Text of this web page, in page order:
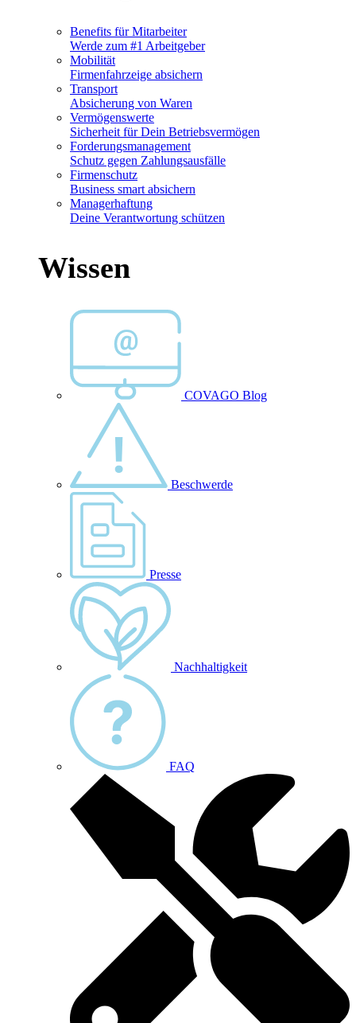
Benefits für Mitarbeiter
Werde zum #1 Arbeitgeber
Mobilität
Firmenfahrzeige absichern
Transport
Absicherung von Waren
Vermögenswerte
Sicherheit für Dein Betriebsvermögen
Forderungsmanagement
Schutz gegen Zahlungsausfälle
Firmenschutz
Business smart absichern
Managerhaftung
Deine Verantwortung schützen
Wissen
COVAGO Blog
Beschwerde
Presse
Nachhaltigkeit
FAQ